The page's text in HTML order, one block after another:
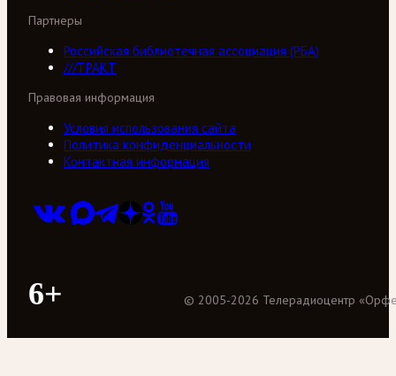
Партнеры
Российская библиотечная ассоциация (РБА)
///ТРАКТ
Правовая информация
Условия использования сайта
Политика конфиденциальности
Контактная информация
6+ © 2005-2026 Телерадиоцентр